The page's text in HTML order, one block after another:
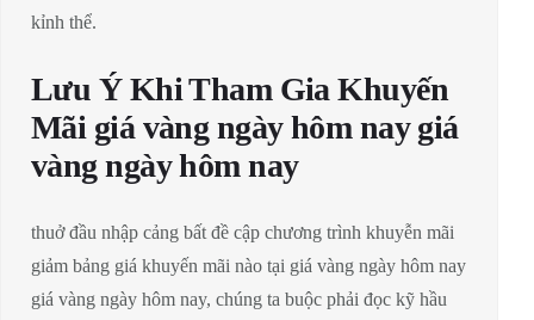
kỉnh thể.
Lưu Ý Khi Tham Gia Khuyến
Mãi giá vàng ngày hôm nay giá
vàng ngày hôm nay
thuở đầu nhập cảng bất đề cập chương trình khuyễn mãi
giảm bảng giá khuyến mãi nào tại giá vàng ngày hôm nay
giá vàng ngày hôm nay, chúng ta buộc phải đọc kỹ hầu